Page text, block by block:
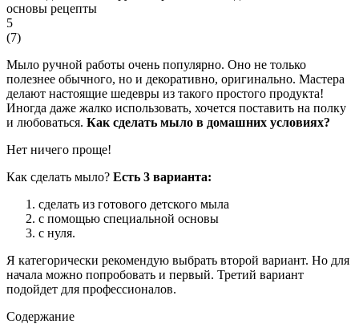
5
(7)
Мыло ручной работы очень популярно. Оно не только
полезнее обычного, но и декоративно, оригинально. Мастера
делают настоящие шедевры из такого простого продукта!
Иногда даже жалко использовать, хочется поставить на полку
и любоваться. Как сделать мыло в домашних условиях?
Нет ничего проще!
Как сделать мыло? Есть 3 варианта:
сделать из готового детского мыла
с помощью специальной основы
с нуля.
Я категорически рекомендую выбрать второй вариант. Но для
начала можно попробовать и первый. Третий вариант
подойдет для профессионалов.
Содержание